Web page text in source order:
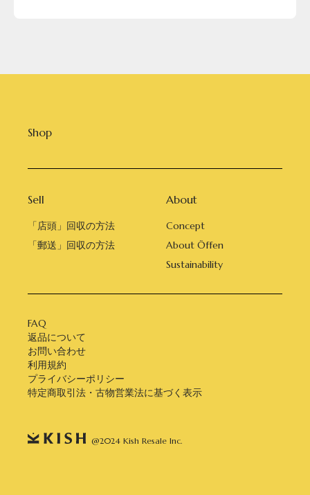
Shop
Sell
「店頭」回収の方法
「郵送」回収の方法
About
Concept
About Öffen
Sustainability
FAQ
返品について
お問い合わせ
利用規約
プライバシーポリシー
特定商取引法・古物営業法に基づく表示
@2024 Kish Resale Inc.